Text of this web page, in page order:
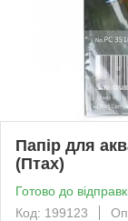
Папір для
(Птах)
Готово до
Код: 199123